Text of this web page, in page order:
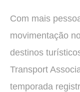
Com mais
movimentação
destinos
Transport
temporada